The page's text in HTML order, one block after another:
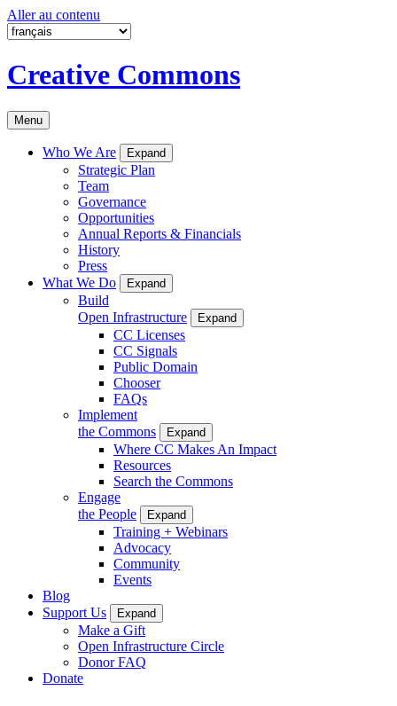
Aller au contenu
Creative Commons
Menu
Who We Are Expand
Strategic Plan
Team
Governance
Opportunities
Annual Reports & Financials
History
Press
What We Do
Expand
Build
Open Infrastructure
Expand
CC Licenses
CC Signals
Public Domain
Chooser
FAQs
Implement
the Commons
Expand
Where CC Makes An Impact
Resources
Search the Commons
Engage
the People
Expand
Training + Webinars
Advocacy
Community
Events
Blog
Support Us
Expand
Make a Gift
Open Infrastructure Circle
Donor FAQ
Donate